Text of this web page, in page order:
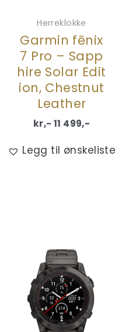
Herreklokke
Garmin fēnix
7 Pro – Sapp
hire Solar Edit
ion, Chestnut
Leather
kr,- 11 499,-
Legg til ønskeliste